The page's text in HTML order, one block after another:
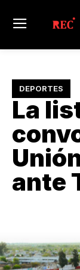
DEPORTES
La
ante